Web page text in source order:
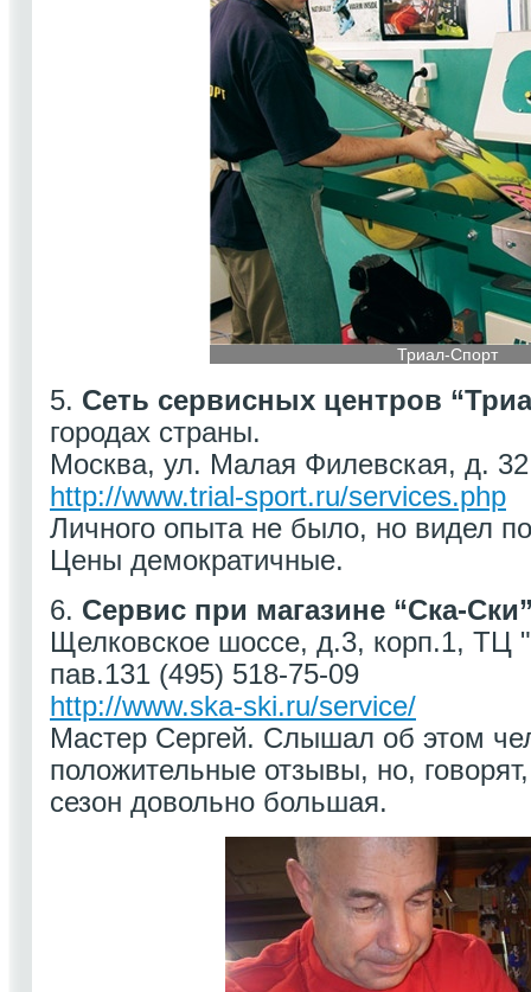
Триал-Спорт
5. Сеть сервисных центров
городах страны.
Москва, ул. Малая Филевская, д.
http://www.trial-sport.ru/services.php
Личного опыта не было, но видел
Цены демократичные.
6. Сервис при магазине “Ска-
Щелковское шоссе, д.3, корп.1, ТЦ
пав.131 (495) 518-75-09
http://www.ska-ski.ru/service/
Мастер Сергей. Слышал об этом
положительные отзывы, но,
сезон довольно большая.